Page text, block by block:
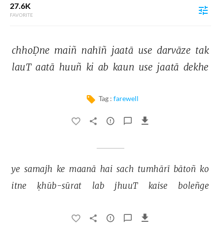
27.6K
FAVORITE
chhoḌne maiñ nahīñ jaatā use darvāze tak
lauT aatā huuñ ki ab kaun use jaatā dekhe
Tag : farewell
ye samajh ke maanā hai sach tumhārī bātoñ ko
itne
ḳhūb-sūrat lab jhuuT kaise boleñge